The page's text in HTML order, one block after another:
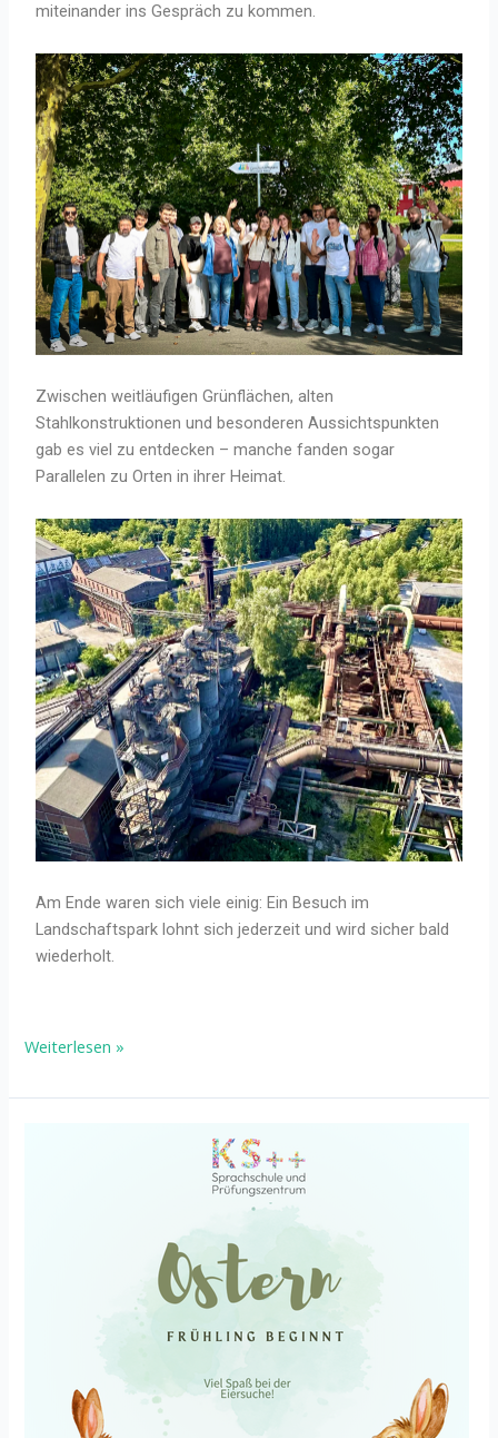
miteinander ins Gespräch zu kommen.
Zwischen weitläufigen Grünflächen, alten
Stahlkonstruktionen und besonderen Aussichtspunkten
gab es viel zu entdecken – manche fanden sogar
Parallelen zu Orten in ihrer Heimat.
Am Ende waren sich viele einig: Ein Besuch im
Landschaftspark lohnt sich jederzeit und wird sicher bald
wiederholt.
Weiterlesen »